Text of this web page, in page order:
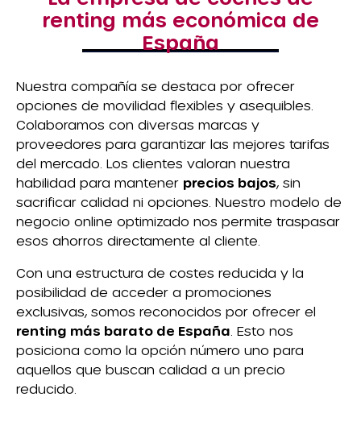
renting más económica de
España
Nuestra compañía se destaca por ofrecer
opciones de movilidad flexibles y asequibles.
Colaboramos con diversas marcas y
proveedores para garantizar las mejores tarifas
del mercado. Los clientes valoran nuestra
habilidad para mantener precios bajos, sin
sacrificar calidad ni opciones. Nuestro modelo de
negocio online optimizado nos permite traspasar
esos ahorros directamente al cliente.
Con una estructura de costes reducida y la
posibilidad de acceder a promociones
exclusivas, somos reconocidos por ofrecer el
renting más barato de España . Esto nos
posiciona como la opción número uno para
aquellos que buscan calidad a un precio
reducido.